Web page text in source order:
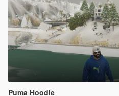
Puma Hoodie